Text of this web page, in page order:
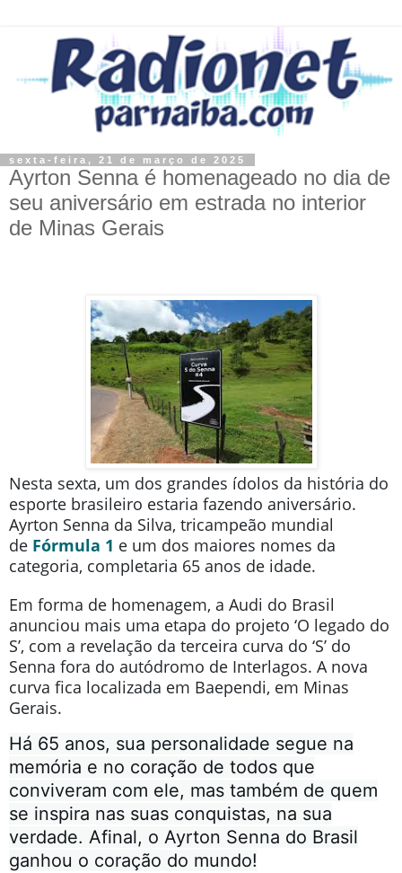
sexta-feira, 21 de março de 2025
Ayrton Senna é homenageado no dia de
seu aniversário em estrada no interior
de Minas Gerais
Nesta sexta, um dos grandes ídolos da história do
esporte brasileiro estaria fazendo aniversário.
Ayrton Senna da Silva, tricampeão mundial
de Fórmula 1 e um dos maiores nomes da
categoria, completaria 65 anos de idade.
Em forma de homenagem, a Audi do Brasil
anunciou mais uma etapa do projeto ‘O legado do
S’, com a revelação da terceira curva do ‘S’ do
Senna fora do autódromo de Interlagos. A nova
curva fica localizada em Baependi, em Minas
Gerais.
Há 65 anos, sua personalidade segue na
memória e no coração de todos que
conviveram com ele, mas também de quem
se inspira nas suas conquistas, na sua
verdade. Afinal, o Ayrton Senna do Brasil
ganhou o coração do mundo!